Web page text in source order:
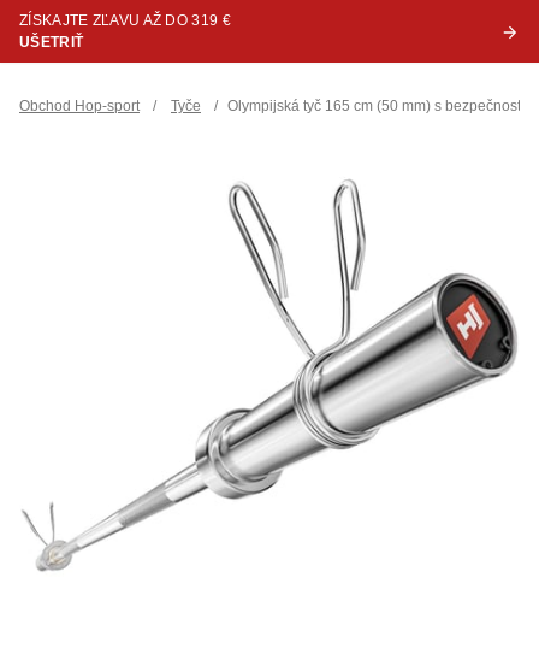
ZÍSKAJTE ZĽAVU AŽ DO 319 €
UŠETRIŤ
Obchod Hop-sport / Tyče / Olympijská tyč 165 cm (50 mm) s